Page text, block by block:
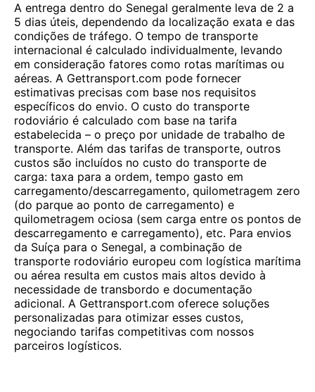
A entrega dentro do Senegal geralmente leva de 2 a
5 dias úteis, dependendo da localização exata e das
condições de tráfego. O tempo de transporte
internacional é calculado individualmente, levando
em consideração fatores como rotas marítimas ou
aéreas. A Gettransport.com pode fornecer
estimativas precisas com base nos requisitos
específicos do envio. O custo do transporte
rodoviário é calculado com base na tarifa
estabelecida – o preço por unidade de trabalho de
transporte. Além das tarifas de transporte, outros
custos são incluídos no custo do transporte de
carga: taxa para a ordem, tempo gasto em
carregamento/descarregamento, quilometragem zero
(do parque ao ponto de carregamento) e
quilometragem ociosa (sem carga entre os pontos de
descarregamento e carregamento), etc. Para envios
da Suíça para o Senegal, a combinação de
transporte rodoviário europeu com logística marítima
ou aérea resulta em custos mais altos devido à
necessidade de transbordo e documentação
adicional. A Gettransport.com oferece soluções
personalizadas para otimizar esses custos,
negociando tarifas competitivas com nossos
parceiros logísticos.